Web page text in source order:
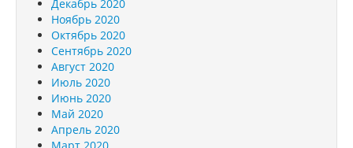
Декабрь 2020
Ноябрь 2020
Октябрь 2020
Сентябрь 2020
Август 2020
Июль 2020
Июнь 2020
Май 2020
Апрель 2020